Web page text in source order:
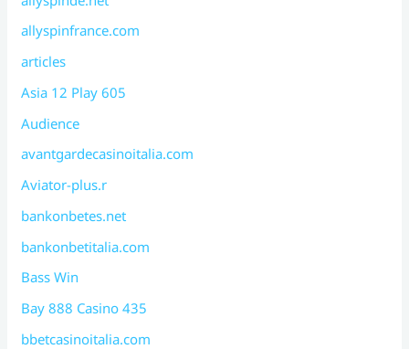
allyspinfrance.com
articles
Asia 12 Play 605
Audience
avantgardecasinoitalia.com
Aviator-plus.r
bankonbetes.net
bankonbetitalia.com
Bass Win
Bay 888 Casino 435
bbetcasinoitalia.com